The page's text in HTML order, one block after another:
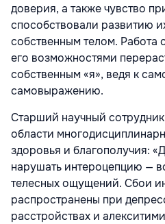
доверия, а также чувство
способствовали развитию
собственным телом. Работа
его возможностями
собственным «я», ведя к
самовыражению.
Старший научный
области
здоровья и благополучия:
нарушать интероцепцию —
телесных ощущений. Сбои
распространены при
расстройствах и